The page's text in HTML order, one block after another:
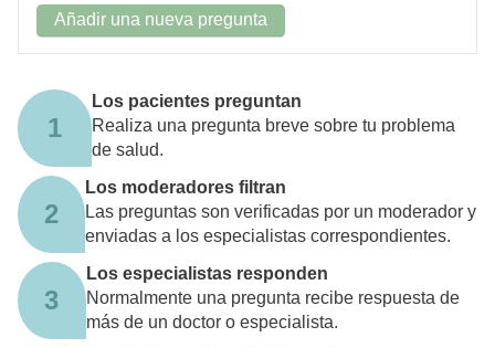
Añadir una nueva pregunta
1
Los pacientes preguntan
Realiza una pregunta breve sobre tu problema
de salud.
2
Los moderadores filtran
Las preguntas son verificadas por un moderador y
enviadas a los especialistas correspondientes.
3
Los especialistas responden
Normalmente una pregunta recibe respuesta de
más de un doctor o especialista.